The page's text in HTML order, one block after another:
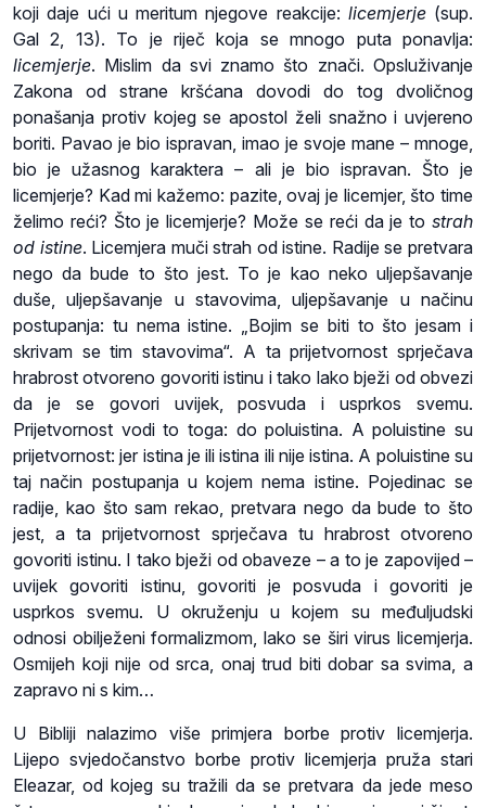
koji daje ući u meritum njegove reakcije: licemjerje(sup.
Gal 2, 13). To je riječ koja se mnogo puta ponavlja:
licemjerje. Mislim da svi znamo što znači. Opsluživanje
Zakona od strane kršćana dovodi do tog dvoličnog
ponašanja protiv kojeg se apostol želi snažno i uvjereno
boriti. Pavao je bio ispravan, imao je svoje mane – mnoge,
bio je užasnog karaktera – ali je bio ispravan. Što je
licemjerje? Kad mi kažemo: pazite, ovaj je licemjer, što time
želimo reći? Što je licemjerje? Može se reći da je to strah
od istine. Licemjera muči strah od istine. Radije se pretvara
nego da bude to što jest. To je kao neko uljepšavanje
duše, uljepšavanje u stavovima, uljepšavanje u načinu
postupanja: tu nema istine. „Bojim se biti to što jesam i
skrivam se tim stavovima“. A ta prijetvornost sprječava
hrabrost otvoreno govoriti istinu i tako lako bježi od obvezi
da je se govori uvijek, posvuda i usprkos svemu.
Prijetvornost vodi to toga: do poluistina. A poluistine su
prijetvornost: jer istina je ili istina ili nije istina. A poluistine su
taj način postupanja u kojem nema istine. Pojedinac se
radije, kao što sam rekao, pretvara nego da bude to što
jest, a ta prijetvornost sprječava tu hrabrost otvoreno
govoriti istinu. I tako bježi od obaveze – a to je zapovijed –
uvijek govoriti istinu, govoriti je posvuda i govoriti je
usprkos svemu. U okruženju u kojem su međuljudski
odnosi obilježeni formalizmom, lako se širi virus licemjerja.
Osmijeh koji nije od srca, onaj trud biti dobar sa svima, a
zapravo ni s kim…
U Bibliji nalazimo više primjera borbe protiv licemjerja.
Lijepo svjedočanstvo borbe protiv licemjerja pruža stari
Eleazar, od kojeg su tražili da se pretvara da jede meso